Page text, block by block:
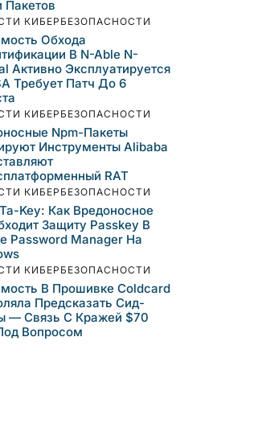
Пакетов
КИБЕРБЕЗОПАСНОСТИ
Обхода
В N-Able N-
Активно Эксплуатируется
Требует Патч До 6
КИБЕРБЕЗОПАСНОСТИ
Npm-Пакеты
Инструменты Alibaba
RAT
КИБЕРБЕЗОПАСНОСТИ
Key: Как Вредоносное
Защиту Passkey В
Password Manager На
КИБЕРБЕЗОПАСНОСТИ
В Прошивке Coldcard
Предсказать Сид-
— Связь С Кражей $70
Вопросом